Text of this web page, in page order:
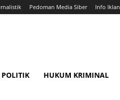
Pedoman Media Siber Info Iklan
POLITIK HUKUM KRIMINAL